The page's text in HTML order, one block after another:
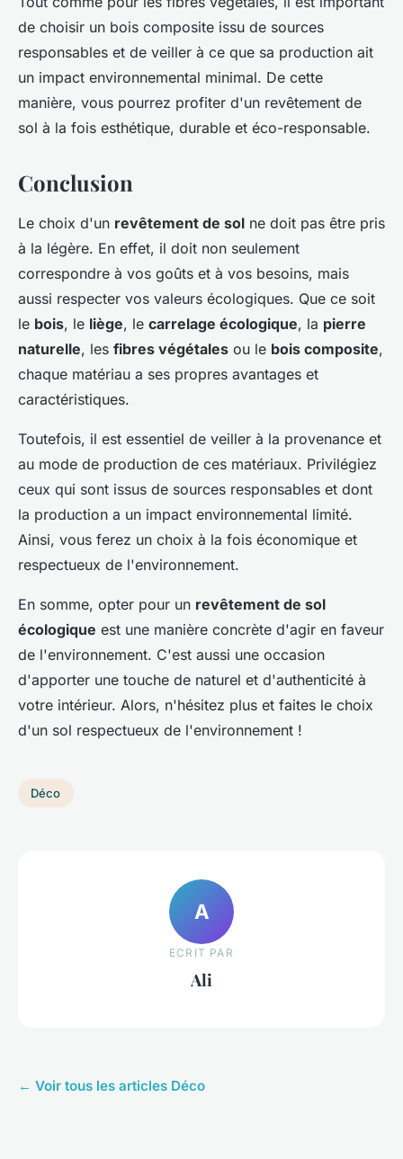
de choisir un bois composite issu de sources
responsables et de veiller à ce que sa production ait
un impact environnemental minimal. De cette
manière, vous pourrez profiter d'un revêtement de
sol à la fois esthétique, durable et éco-responsable.
Conclusion
Le choix d'un revêtement de sol ne doit pas être pris
à la légère. En effet, il doit non seulement
correspondre à vos goûts et à vos besoins, mais
aussi respecter vos valeurs écologiques. Que ce soit
le bois, le liège, le carrelage écologique, la pierre
naturelle, les fibres végétales ou le bois composite,
chaque matériau a ses propres avantages et
caractéristiques.
Toutefois, il est essentiel de veiller à la provenance et
au mode de production de ces matériaux. Privilégiez
ceux qui sont issus de sources responsables et dont
la production a un impact environnemental limité.
Ainsi, vous ferez un choix à la fois économique et
respectueux de l'environnement.
En somme, opter pour un revêtement de sol
écologique est une manière concrète d'agir en faveur
de l'environnement. C'est aussi une occasion
d'apporter une touche de naturel et d'authenticité à
votre intérieur. Alors, n'hésitez plus et faites le choix
d'un sol respectueux de l'environnement !
Déco
A
ECRIT PAR
Ali
← Voir tous les articles Déco